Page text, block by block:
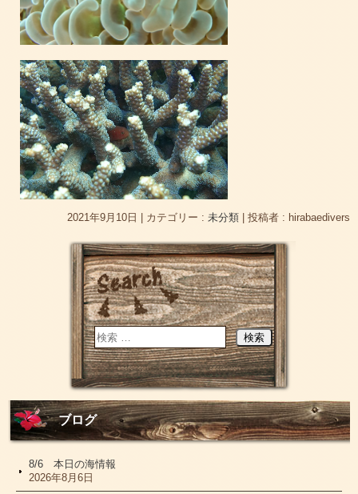
2021年9月10日 カテゴリー : 未分類 投稿者 : hirabaedivers
ブログ
8/6 本日の海情報
2026年8月6日